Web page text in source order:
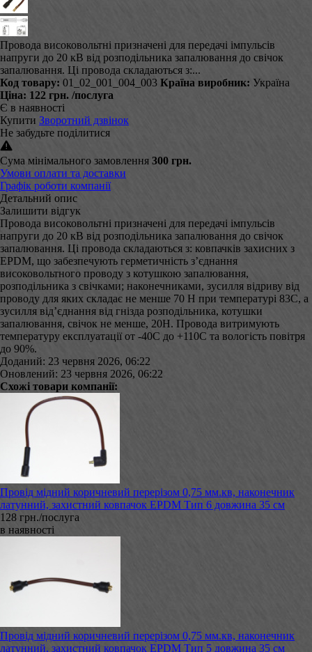
Провода високовольтні призначені для передачі імпульсів
напруги до 20 кВ від розподільника запалювання до свічок
запалювання. Ці провода складаються з:...
Код товару: 01_02_001_004_003 Країна виробник: Україна
Ціна: 122 грн. /послуга
Є в наявності
Купити Зворотний дзвінок
Не забудьте поділитися
Сума мінімального замовлення 300 грн.
Умови оплати та доставки
Графік роботи компанії
Детальний опис
Залишити відгук
Провода високовольтні призначені для передачі імпульсів
напруги до 20 кВ від розподільника запалювання до свічок
запалювання. Ці провода складаються з: ковпачків захисних з
EPDM, що забезпечують герметичність з’єднання
високовольтного проводу з котушкою запалювання,
розподільника з свічками; наконечниками, зусилля відриву від
проводу для яких складає не менше 70 Н при температурі 83С, а
зусилля від’єднання від гнізда розподільника, котушки
запалювання, свічок не менше, 20Н. Провода витримують
температуру експлуатації от -40С до +110С та вологість повітря
до 90%.
Доданий: 23 червня 2026, 06:22
Оновлений: 23 червня 2026, 06:22
Схожі товари компанії:
Провід мідний коричневий перерізом 0,75 мм.кв, наконечник
латунний, захистний ковпачок EPDM Тип 6 довжина 35 см
128 грн./послуга
в наявності
Провід мідний коричневий перерізом 0,75 мм.кв, наконечник
латунний, захистний ковпачок EPDM Тип 5 довжина 35 см